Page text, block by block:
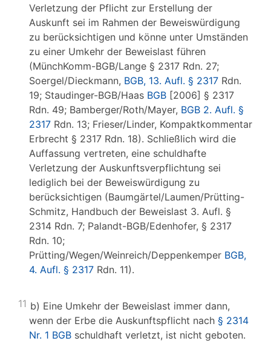
Verletzung der Pflicht zur Erstellung der
Auskunft sei im Rahmen der Beweiswürdigung
zu berücksichtigen und könne unter Umständen
zu einer Umkehr der Beweislast führen
(MünchKomm-BGB/Lange § 2317 Rdn. 27;
Soergel/Dieckmann, BGB, 13. Aufl. § 2317 Rdn.
19; Staudinger-BGB/Haas BGB [2006] § 2317
Rdn. 49; Bamberger/Roth/Mayer, BGB 2. Aufl. §
2317 Rdn. 13; Frieser/Linder, Kompaktkommentar
Erbrecht § 2317 Rdn. 18). Schließlich wird die
Auffassung vertreten, eine schuldhafte
Verletzung der Auskunftsverpflichtung sei
lediglich bei der Beweiswürdigung zu
berücksichtigen (Baumgärtel/Laumen/Prütting-
Schmitz, Handbuch der Beweislast 3. Aufl. §
2314 Rdn. 7; Palandt-BGB/Edenhofer, § 2317
Rdn. 10;
Prütting/Wegen/Weinreich/Deppenkemper BGB,
4. Aufl. § 2317 Rdn. 11).
11 b) Eine Umkehr der Beweislast immer dann,
wenn der Erbe die Auskunftspflicht nach § 2314
Nr. 1 BGB schuldhaft verletzt, ist nicht geboten.